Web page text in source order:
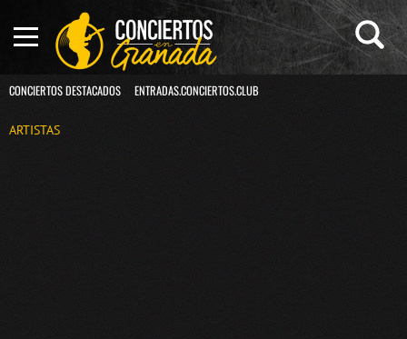
CONCIERTOS DESTACADOS ENTRADAS.CONCIERTOS.CLUB
ARTISTAS